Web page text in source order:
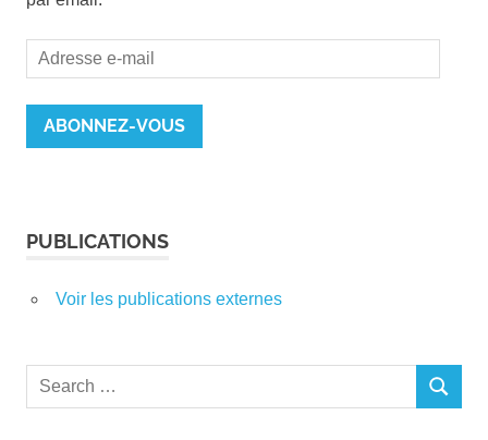
Adresse
e-
mail
ABONNEZ-VOUS
PUBLICATIONS
Voir les publications externes
Search
SEARCH